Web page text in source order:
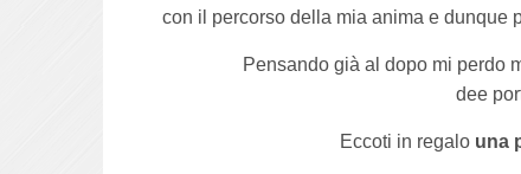
con il percorso della mia anima e dunque
Pensando già al dopo mi perdo
dee
Eccoti in regalo una